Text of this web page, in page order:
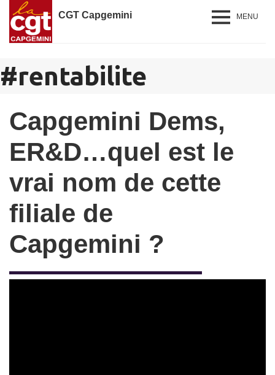
CGT Capgemini MENU
#rentabilite
Capgemini Dems,
ER&D…quel est le
vrai nom de cette
filiale de
Capgemini ?